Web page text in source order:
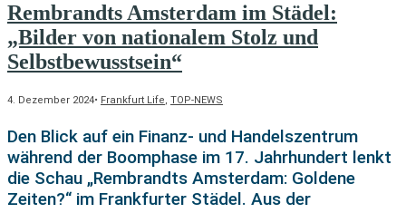
Rembrandts Amsterdam im Städel:
„Bilder von nationalem Stolz und
Selbstbewusstsein“
4. Dezember 2024• Frankfurt Life, TOP-NEWS
Den Blick auf ein Finanz- und Handelszentrum
während der Boomphase im 17. Jahrhundert lenkt
die Schau „Rembrandts Amsterdam: Goldene
Zeiten?“ im Frankfurter Städel. Aus der